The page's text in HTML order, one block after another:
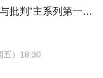
批判”主系列第一讲
重：萨特论人格转变
五）18:30